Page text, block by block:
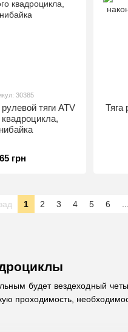
будет вездеходный
проходимость,
30385
тяги ATV
квадроцикла,
грн
Тяга
1 2 3 4 5 6